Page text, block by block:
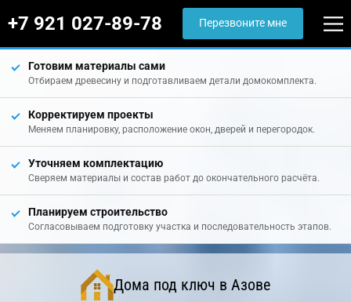
+7 921 027-89-78 Перезвоните мне
Готовим материалы сами
Отбираем древесину и подготавливаем детали домокомплекта.
Корректируем проекты
Меняем планировку, расположение окон, дверей и перегородок.
Уточняем комплектацию
Сверяем материалы и состав работ до окончательного расчёта.
Планируем строительство
Согласовываем подготовку участка и последовательность этапов.
Дома под ключ в Азове